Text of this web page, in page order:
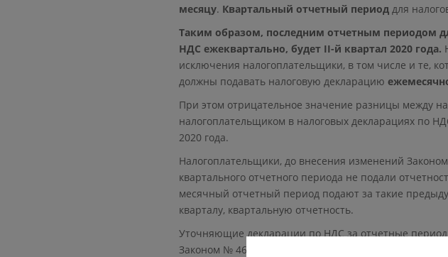
месяцу. Квартальный отчетный период для
Таким образом, последним отчетным периодом
НДС ежеквартально, будет II-й квартал 2020 года.
исключения налогоплательщики, в том числе и те,
должны подавать налоговую декларацию
При этом отрицательное значение разницы между
налогоплательщиком в налоговых декларациях по
2020 года.
Налогоплательщики, до внесения изменений
квартального отчетного периода не подали
месячный отчетный период подают за такие
кварталу, квартальную отчетность.
Уточняющие декларации по НДС за отчетные
Законом № 466- ІХ подавали квартальную